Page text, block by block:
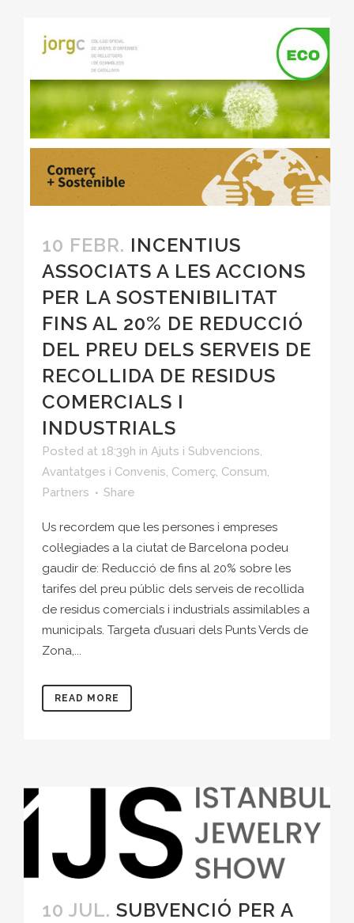
10 FEBR. INCENTIUS
ASSOCIATS A LES ACCIONS
PER LA SOSTENIBILITAT
FINS AL 20% DE REDUCCIÓ
DEL PREU DELS SERVEIS DE
RECOLLIDA DE RESIDUS
COMERCIALS I
INDUSTRIALS
Posted at 18:39h in Ajuts i Subvencions
Avantatges i Convenis Comerç Consum
Partners
Share
Us recordem que les persones i empreses
col·legiades a la ciutat de Barcelona podeu
gaudir de: Reducció de fins al 20% sobre les
tarifes del preu públic dels serveis de recollida
de residus comercials i industrials assimilables a
municipals. Targeta d’usuari dels Punts Verds de
Zona,...
READ MORE
10 JUL. SUBVENCIÓ PER A